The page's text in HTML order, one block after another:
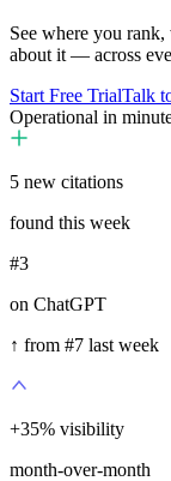
See where you
about it — across
Start Free TrialTalk
Operational in
5 new citations
found this week
#3
on ChatGPT
↑ from #7 last week
+35% visibility
month-over-month